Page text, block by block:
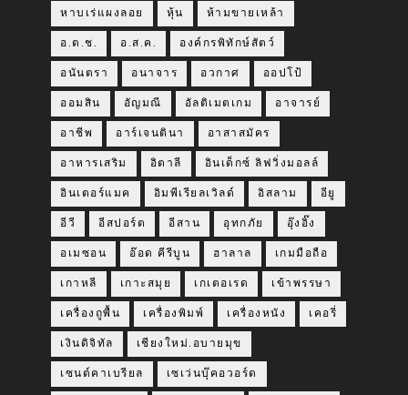
หาบเร่แผงลอย หุ้น ห้ามขายเหล้า
อ.ต.ช. อ.ส.ค. องค์กรพิทักษ์สัตว์
อนันตรา อนาจาร อวกาศ ออปโป้
ออมสิน อัญมณี อัลติเมตเกม อาจารย์
อาชีพ อาร์เจนตินา อาสาสมัคร
อาหารเสริม อิตาลี อินเด็กซ์ ลิฟวิ่งมอลล์
อินเตอร์แมค อิมพีเรียลเวิลด์ อิสลาม อียู
อีวี อีสปอร์ต อีสาน อุทกภัย อุ๊งอิ๊ง
อเมซอน อ๊อด คีรีบูน ฮาลาล เกมมือถือ
เกาหลี เกาะสมุย เกเตอเรด เข้าพรรษา
เครื่องถูพื้น เครื่องพิมพ์ เครื่องหนัง เคอรี่
เงินดิจิทัล เชียงใหม่.อบายมุข
เซนต์คาเบรียล เซเว่นบุ๊คอวอร์ด